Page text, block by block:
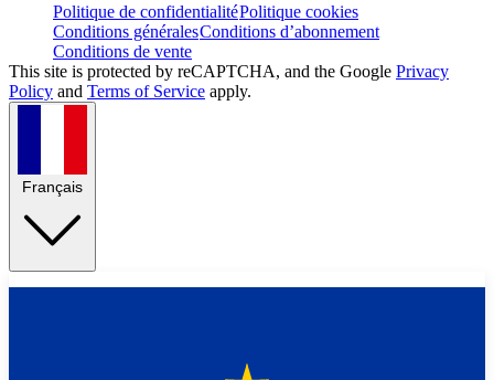
Politique de confidentialitéPolitique cookies
Conditions généralesConditions d’abonnement
Conditions de vente
This site is protected by reCAPTCHA, and the Google Privacy
Policy and Terms of Service apply.
Français